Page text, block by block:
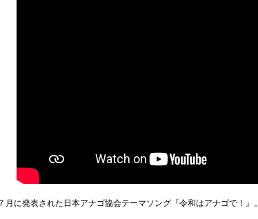
月に発表された日本アナゴ協会テーマソング『令和はアナゴで！』。